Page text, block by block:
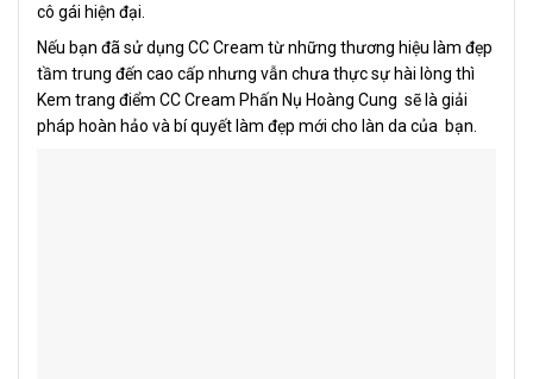
cô gái hiện đại.
Nếu bạn đã sử dụng CC Cream từ những thương hiệu làm đẹp
tầm trung đến cao cấp nhưng vẫn chưa thực sự hài lòng thì
Kem trang điểm CC Cream Phấn Nụ Hoàng Cung sẽ là giải
pháp hoàn hảo và bí quyết làm đẹp mới cho làn da của bạn.